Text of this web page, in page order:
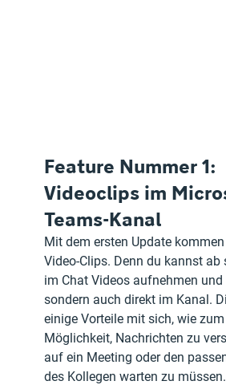
Feature Nummer 1:
Videoclips im
Teams-Kanal
Mit dem ersten Update
Video-Clips. Denn du kannst
im Chat Videos aufnehmen und
sondern auch direkt im Kanal.
einige Vorteile mit sich, wie
Möglichkeit, Nachrichten zu
auf ein Meeting oder den
des Kollegen warten zu müssen.